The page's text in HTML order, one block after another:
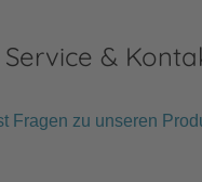
Service &
Fragen zu unseren